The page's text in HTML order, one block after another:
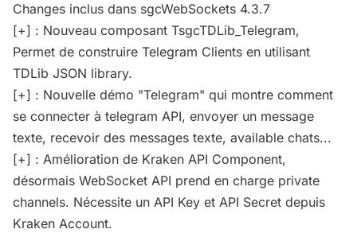
Changes inclus dans sgcWebSockets 4.3.7
[+] : Nouveau composant TsgcTDLib_Telegram,
Permet de construire Telegram Clients en utilisant
TDLib JSON library.
[+] : Nouvelle démo "Telegram" qui montre comment
se connecter à telegram API, envoyer un message
texte, recevoir des messages texte, available chats...
[+] : Amélioration de Kraken API Component,
désormais WebSocket API prend en charge private
channels. Nécessite un API Key et API Secret depuis
Kraken Account.